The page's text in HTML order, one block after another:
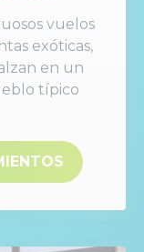
vuelos
exóticas,
en un
típico